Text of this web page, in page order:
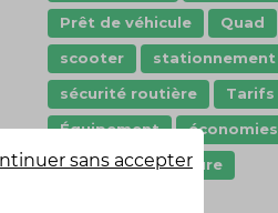
Prêt de véhicule
Quad
scooter
stationnement
sécurité routière
Tarifs
Équipement
économies
équipement voiture
sans accepter